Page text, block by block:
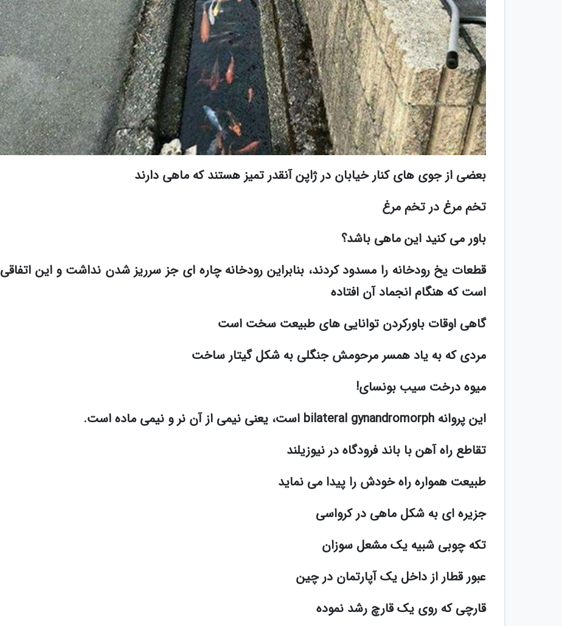
بعضی از جوی های کنار خیابان در ژاپن آنقدر تمیز هستند که ماهی دارند
تخم مرغ در تخم مرغ
باور می کنید این ماهی باشد؟
قطعات یخ رودخانه را مسدود کردند، بنابراین رودخانه چاره ای جز سرریز شدن نداشت و این اتفاقی
است که هنگام انجماد آن افتاده
گاهی اوقات باورکردن توانایی های طبیعت سخت است
مردی که به یاد همسر مرحومش جنگلی به شکل گیتار ساخت
میوه درخت سیب بونسای!
این پروانه bilateral gynandromorph است، یعنی نیمی از آن نر و نیمی ماده است.
تقاطع راه آهن با باند فرودگاه در نیوزیلند
طبیعت همواره راه خودش را پیدا می نماید
جزیره ای به شکل ماهی در کرواسی
تکه چوبی شبیه یک مشعل سوزان
عبور قطار از داخل یک آپارتمان در چین
قارچی که روی یک قارچ رشد نموده